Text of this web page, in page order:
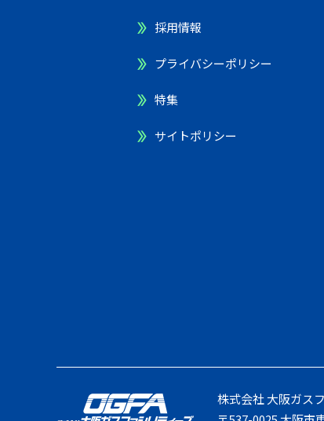
採用情報
プライバシーポリシー
特集
サイトポリシー
株式会社 大阪ガス